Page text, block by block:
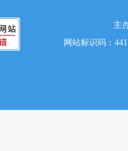
主
网站标识码：